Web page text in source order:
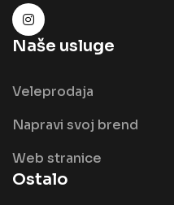
Naše usluge
Veleprodaja
Napravi svoj brend
Web stranice
Ostalo